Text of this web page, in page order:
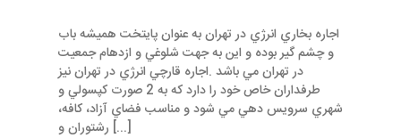
اجاره بخاري انرژي در تهران به عنوان پايتخت هميشه باب
و چشم گير بوده و اين به جهت شلوغي و ازدهام جمعيت
در تهران مي باشد .اجاره قارچي انرژي در تهران نيز
طرفداران خاص خود را دارد که به 2 صورت کپسولي و
شهري سرويس دهي مي شود و مناسب فضاي آزاد، کافه،
رشتوران و [...]